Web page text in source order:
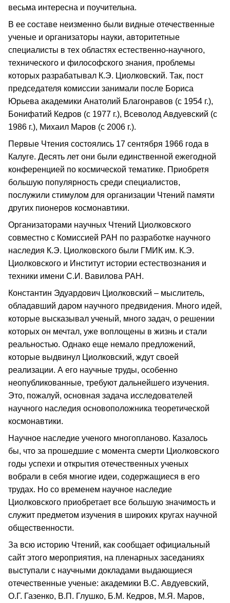
весьма интересна и поучительна.
В ее составе неизменно были видные отечественные
ученые и организаторы науки, авторитетные
специалисты в тех областях естественно-научного,
технического и философского знания, проблемы
которых разрабатывал К.Э. Циолковский. Так, пост
председателя комиссии занимали после Бориса
Юрьева академики Анатолий Благонравов (с 1954 г.),
Бонифатий Кедров (с 1977 г.), Всеволод Авдуевский (с
1986 г.), Михаил Маров (с 2006 г.).
Первые Чтения состоялись 17 сентября 1966 года в
Калуге. Десять лет они были единственной ежегодной
конференцией по космической тематике. Приобретя
большую популярность среди специалистов,
послужили стимулом для организации Чтений памяти
других пионеров космонавтики.
Организаторами научных Чтений Циолковского
совместно с Комиссией РАН по разработке научного
наследия К.Э. Циолковского были ГМИК им. К.Э.
Циолковского и Институт истории естествознания и
техники имени С.И. Вавилова РАН.
Константин Эдуардович Циолковский – мыслитель,
обладавший даром научного предвидения. Много идей,
которые высказывал ученый, много задач, о решении
которых он мечтал, уже воплощены в жизнь и стали
реальностью. Однако еще немало предложений,
которые выдвинул Циолковский, ждут своей
реализации. А его научные труды, особенно
неопубликованные, требуют дальнейшего изучения.
Это, пожалуй, основная задача исследователей
научного наследия основоположника теоретической
космонавтики.
Научное наследие ученого многопланово. Казалось
бы, что за прошедшие с момента смерти Циолковского
годы успехи и открытия отечественных ученых
вобрали в себя многие идеи, содержащиеся в его
трудах. Но со временем научное наследие
Циолковского приобретает все большую значимость и
служит предметом изучения в широких кругах научной
общественности.
За всю историю Чтений, как сообщает официальный
сайт этого мероприятия, на пленарных заседаниях
выступали с научными докладами выдающиеся
отечественные ученые: академики В.С. Авдуевский,
О.Г. Газенко, В.П. Глушко, Б.М. Кедров, М.Я. Маров,